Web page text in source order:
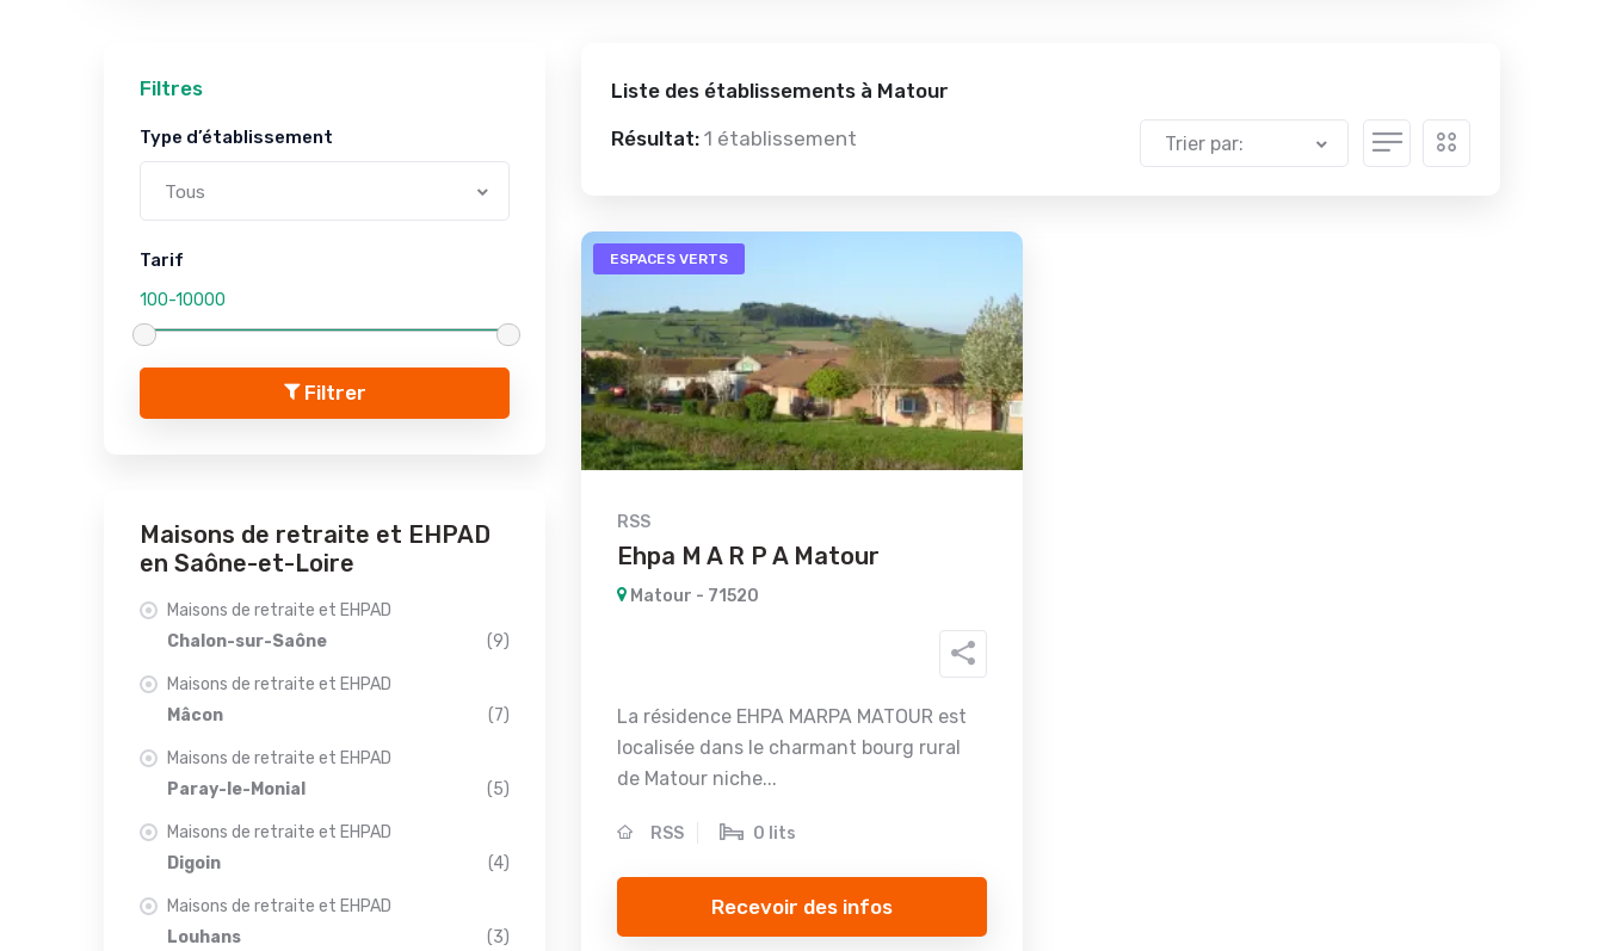
Liste des établissements à Matour
Résultat: 1 établissement Trier par:
ESPACES VERTS
RSS
Ehpa M A R P A Matour
Matour - 71520
La résidence EHPA MARPA MATOUR est
localisée dans le charmant bourg rural
de Matour niche...
RSS 0 lits
Recevoir des infos
Filtres
Type d’établissement
Tous
Tarif
Filtrer
Maisons de retraite et EHPAD
en Saône-et-Loire
Maisons de retraite et EHPAD
Chalon-sur-Saône
(9)
Maisons de retraite et EHPAD
Mâcon
(7)
Maisons de retraite et EHPAD
Paray-le-Monial
(5)
Maisons de retraite et EHPAD
Digoin
(4)
Maisons de retraite et EHPAD
Louhans
(3)